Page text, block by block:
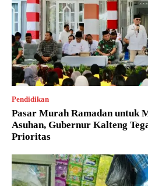
Pendidikan
Pasar Murah Ramadan untuk
Asuhan, Gubernur Kalteng
Prioritas